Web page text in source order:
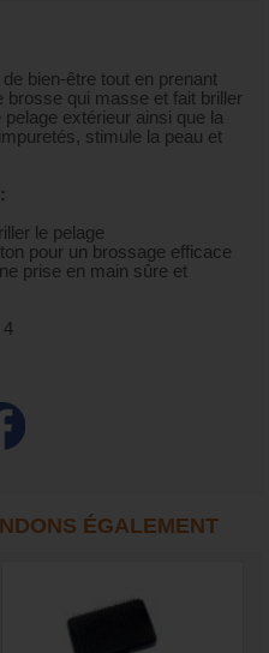
bien-être tout en prenant
brosse qui masse et fait briller
pelage extérieur ainsi que la
stimule la peau et
le pelage
pour un brossage efficace
prise en main sûre et
4
ÉGALEMENT